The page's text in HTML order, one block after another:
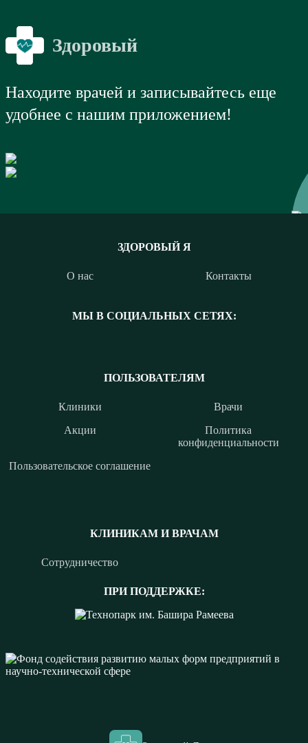
Здоровый
Находите врачей и записывайтесь еще
удобнее с нашим приложением!
ЗДОРОВЫЙ Я
О нас Контакты
МЫ В СОЦИАЛЬНЫХ СЕТЯХ:
КЛИНИКАМ И ВРАЧАМ
Сотрудничество
ПРИ ПОДДЕРЖКЕ:
ПОЛЬЗОВАТЕЛЯМ
Клиники
Врачи
Акции
Политика
конфиденциальности
Пользовательское соглашение